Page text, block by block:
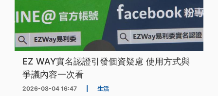
EZ WAY實名認證引發個資疑慮 使用方式與
爭議內容一次看
2026-08-04 16:47 生活